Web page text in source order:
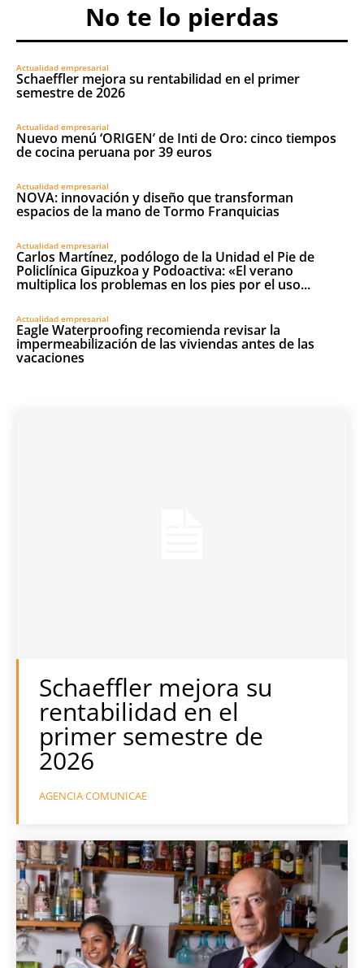
No te lo pierdas
Actualidad empresarial
Schaeffler mejora su rentabilidad en el primer
semestre de 2026
Actualidad empresarial
Nuevo menú ‘ORIGEN’ de Inti de Oro: cinco tiempos
de cocina peruana por 39 euros
Actualidad empresarial
NOVA: innovación y diseño que transforman
espacios de la mano de Tormo Franquicias
Actualidad empresarial
Carlos Martínez, podólogo de la Unidad el Pie de
Policlínica Gipuzkoa y Podoactiva: «El verano
multiplica los problemas en los pies por el uso...
Actualidad empresarial
Eagle Waterproofing recomienda revisar la
impermeabilización de las viviendas antes de las
vacaciones
Schaeffler mejora su
rentabilidad en el
primer semestre de
2026
AGENCIA COMUNICAE